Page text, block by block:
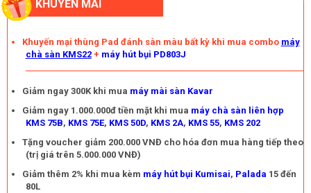
KHUYẾN MÃI
Khuyến mại thùng Pad đánh sàn màu bất kỳ khi mua combo máy
chà sàn KMS22+ máy hút bụi PD803J
Giảm ngay 300K khi mua máy mài sàn Kavar
Giảm ngay 1.000.000đ tiền mặt khi mua máy chà sàn liên hợp
KMS 75B, KMS 75E, KMS 50D, KMS 2A, KMS 55, KMS 202
Tặng voucher giảm 200.000 VNĐ cho hóa đơn mua hàng tiếp theo
(trị giá trên 5.000.000 VNĐ)
Giảm thêm 2% khi mua kèm máy hút bụi Kumisai, Palada 15 đến
80L